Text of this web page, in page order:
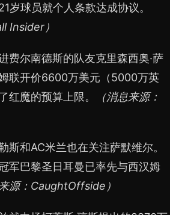
岁球员就个人条款达成协议。
Insider）
费尔南德斯的队友克里森西奥·萨
联开价6600万美元（5000万英
红魔的预算上限。
（消息来源：
斯和AC米兰也在关注萨默维尔。
军巴黎圣日耳曼已率先与西汉姆
来源：CaughtOffside）